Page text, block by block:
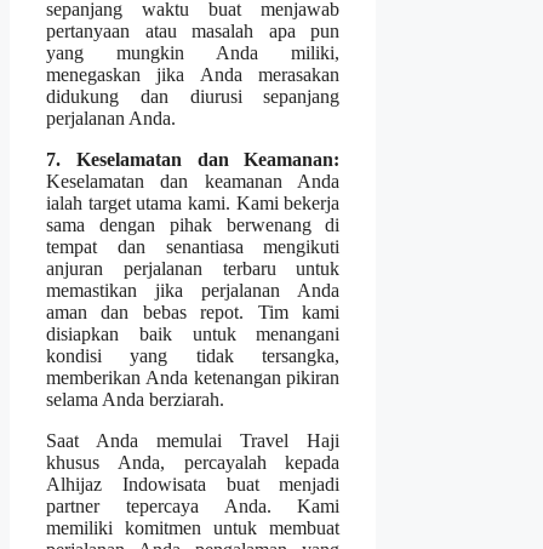
sepanjang waktu buat menjawab
pertanyaan atau masalah apa pun
yang mungkin Anda miliki,
menegaskan jika Anda merasakan
didukung dan diurusi sepanjang
perjalanan Anda.
7. Keselamatan dan Keamanan:
Keselamatan dan keamanan Anda
ialah target utama kami. Kami bekerja
sama dengan pihak berwenang di
tempat dan senantiasa mengikuti
anjuran perjalanan terbaru untuk
memastikan jika perjalanan Anda
aman dan bebas repot. Tim kami
disiapkan baik untuk menangani
kondisi yang tidak tersangka,
memberikan Anda ketenangan pikiran
selama Anda berziarah.
Saat Anda memulai Travel Haji
khusus Anda, percayalah kepada
Alhijaz Indowisata buat menjadi
partner tepercaya Anda. Kami
memiliki komitmen untuk membuat